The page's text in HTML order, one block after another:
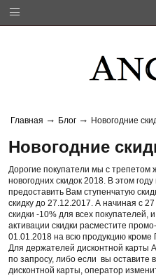
Главная Блог Новогодние
Новогодние
Дорогие покупатели мы с трепетом
новогодних скидок 2018. В этом
предоставить Вам ступенчатую
скидку до 27.12.2017. А начиная с
скидки -10% для всех покупателей,
активации скидки расместите
01.01.2018 на всю продукцию
Для держателей дисконтной карты
по запросу, либо если вы оставите
дисконтной карты, оператор